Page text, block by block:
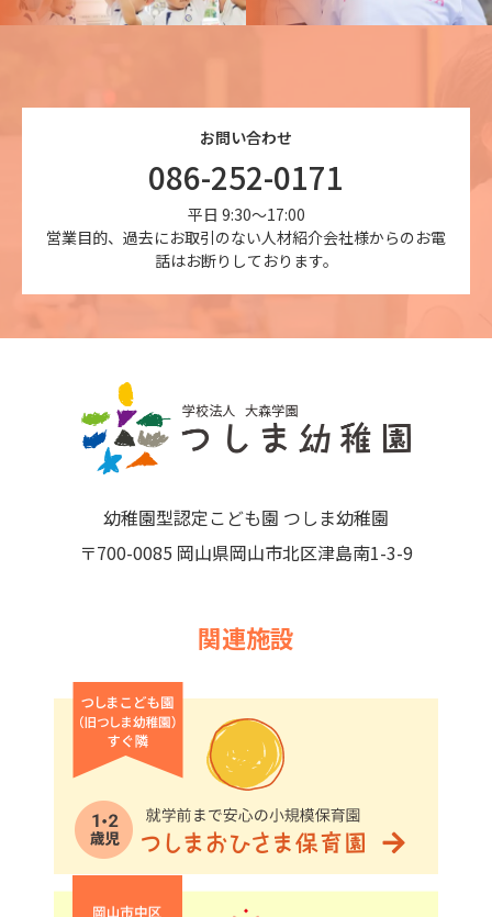
お問い合わせ
086-252-0171
平日 9:30～17:00
営業目的、過去にお取引のない人材紹介会社様からのお電
話はお断りしております。
幼稚園型認定こども園 つしま幼稚園
〒700-0085 岡山県岡山市北区津島南1-3-9
関連施設